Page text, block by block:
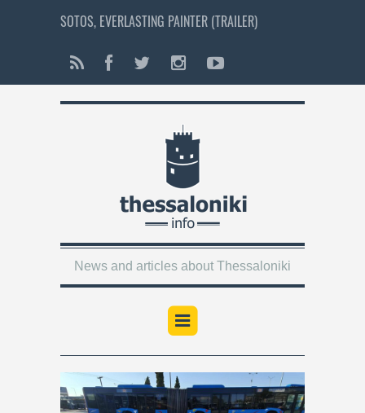
SOTOS, EVERLASTING PAINTER (TRAILER)
News and articles about Thessaloniki